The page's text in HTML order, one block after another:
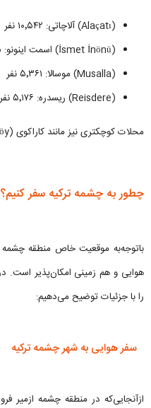
(Alaçatı) آلاچاتی: ۱۰٬۵۴۲ نفر
(İsmet İnönü) اسمت اینونو: ۵٬۶۲۵ نفر
(Musalla) موسالا: ۵٬۳۶۱ نفر
(Reisdere) ریسدره: ۵٬۱۷۶ نفر
محلات کوچکتری نیز مانند کاراکوی (Karaköy) با ۲۷ نفر جمعیت وجود دارند.
چطور به چشمه ترکیه سفر کنیم؟
باتوجه‌به موقعیت خاص منطقه چشمه
هوایی و هم زمینی امکان‌پذیر است.
را با جزئیات توضیح می‌دهیم:
سفر هوایی به شهر چشمه ترکیه
ازآنجایی‌که در منطقه چشمه ازمیر